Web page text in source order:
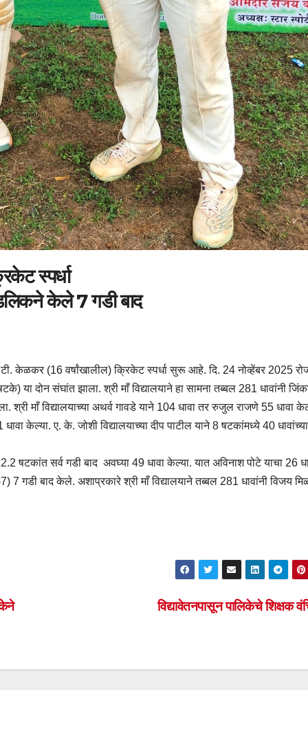
स्पर्धा
केले 7 गडी बाद
केळकर (16 वर्षांखालील) क्रिकेट स्पर्धा सुरू आहे. दि. 24 नोव्हेंबर 2025
या दोन संघांत झाला. श्री माँ विद्यालयाने हा सामना तब्बल 281 धावांनी
श्री माँ विद्यालयाच्या अथर्व गावडे याने 104 धावा तर रुजुल राजणे 55 धावा
केल्या. ए. के. जोशी विद्यालयाच्या दीप पाटील याने 8 षटकांमध्ये 40
षटकांत सर्व गडी बाद अवघ्या 49 धावा केल्या. यात अविनाश पोटे याचा 26
7 गडी बाद केले. अशाप्रकारे श्री माँ विद्यालयाने तब्बल 281 धावांनी विजय
विद्यावेतनपासून पालिकेचे शिक्षक